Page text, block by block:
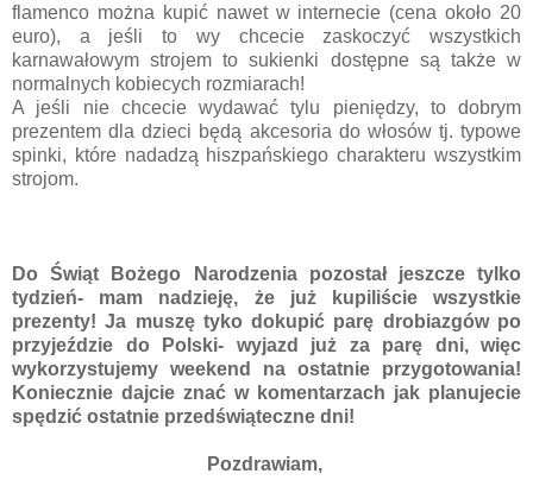
flamenco można kupić nawet w internecie (cena około 20
euro), a jeśli to wy chcecie zaskoczyć wszystkich
karnawałowym strojem to sukienki dostępne są także w
normalnych kobiecych rozmiarach!
A jeśli nie chcecie wydawać tylu pieniędzy, to dobrym
prezentem dla dzieci będą akcesoria do włosów tj. typowe
spinki, które nadadzą hiszpańskiego charakteru wszystkim
strojom.
Do Świąt Bożego Narodzenia pozostał jeszcze tylko
tydzień- mam nadzieję, że już kupiliście wszystkie
prezenty! Ja muszę tyko dokupić parę drobiazgów po
przyjeździe do Polski- wyjazd już za parę dni, więc
wykorzystujemy weekend na ostatnie przygotowania!
Koniecznie dajcie znać w komentarzach jak planujecie
spędzić ostatnie przedświąteczne dni!
Pozdrawiam,